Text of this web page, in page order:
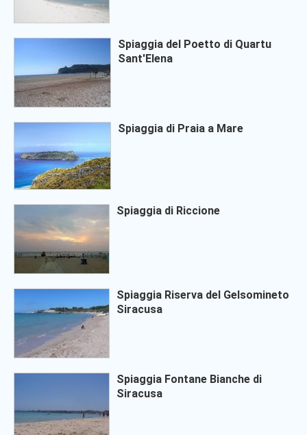
Spiaggia del Poetto di Quartu
Sant'Elena
Spiaggia di Praia a Mare
Spiaggia di Riccione
Spiaggia Riserva del Gelsomineto
Siracusa
Spiaggia Fontane Bianche di
Siracusa